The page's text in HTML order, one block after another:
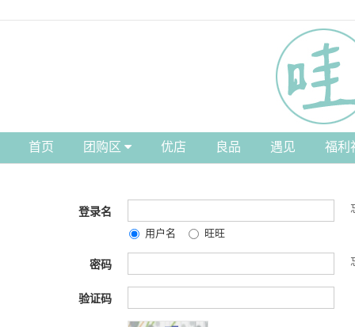
首页 团购区 优店 良品 遇见 福利
登录名
用户名 旺旺
密码
验证码